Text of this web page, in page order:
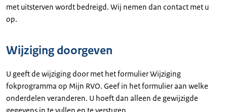
met uitsterven wordt bedreigd. Wij nemen dan contact met u
op.
Wijziging doorgeven
U geeft de wijziging door met het formulier Wijziging
fokprogramma op Mijn RVO. Geef in het formulier aan welke
onderdelen veranderen. U hoeft dan alleen de gewijzigde